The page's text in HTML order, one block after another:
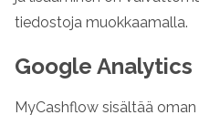
tiedostoja muokkaamalla.
Google Analytics
MyCashflow sisältää oman